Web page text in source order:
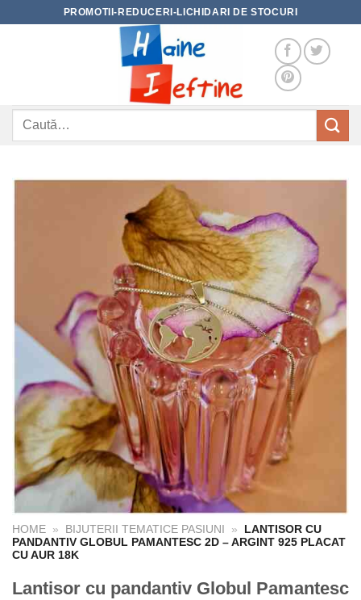
PROMOTII-REDUCERI-LICHIDARI DE STOCURI
Caută
HOME » BIJUTERII TEMATICE PASIUNI »
LANTISOR CU
PANDANTIV GLOBUL PAMANTESC 2D – ARGINT 925 PLACAT
CU AUR 18K
Lantisor cu pandantiv Globul Pamantesc